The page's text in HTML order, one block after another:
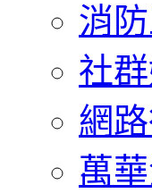
消
社
網
萬